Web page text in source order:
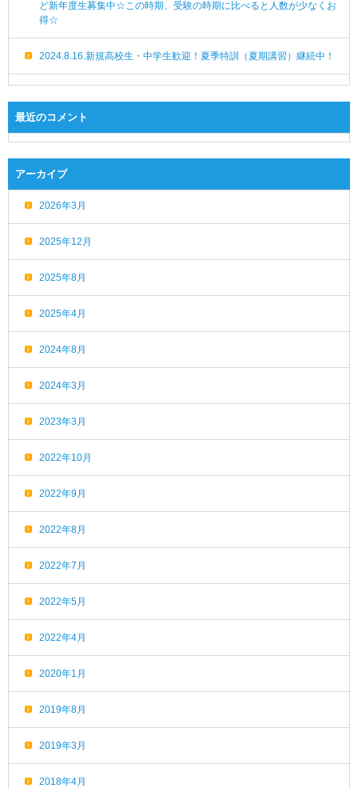
ど新年度生募集中☆この時期、受験の時期に比べると人数が少なくお
得☆
2024.8.16.新規高校生・中学生歓迎！夏季特訓（夏期講習）継続中！
最近のコメント
アーカイブ
2026年3月
2025年12月
2025年8月
2025年4月
2024年8月
2024年3月
2023年3月
2022年10月
2022年9月
2022年8月
2022年7月
2022年5月
2022年4月
2020年1月
2019年8月
2019年3月
2018年4月